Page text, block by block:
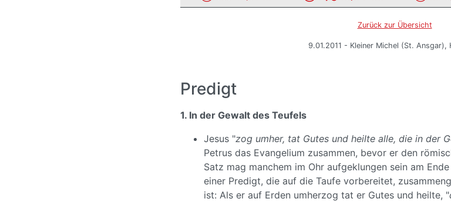
Zurück zur Übersicht
9.01.2011 - Kleiner Michel (St. Ansgar),
Predigt
1. In der Gewalt des Teufels
Jesus "zog umher, tat Gutes und heilte alle, die in der
Petrus das Evangelium zusammen, bevor er den
Satz mag manchem im Ohr aufgeklungen sein am
einer Predigt, die auf die Taufe vorbereitet,
ist: Als er auf Erden umherzog tat er Gutes und heilte, "